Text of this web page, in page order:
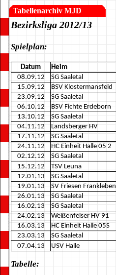
Tabellenarchiv MJD
Bezirksliga 2012/13
Spielplan:
Datum Heim
08.09.12
SG Saaletal
15.09.12
BSV Klostermansfeld
23.09.12
SG Saaletal
06.10.12
BSV Fichte Erdeborn
13.10.12
SG Saaletal
04.11.12
Landsberger HV
17.11.12
SG Saaletal
24.11.12
HC Einheit Halle 05 2
02.12.12
SG Saaletal
15.12.12
TSV Leuna
12.01.13
SG Saaletal
19.01.13
SV Friesen Frankleben
26.01.13
SG Saaletal
16.02.13
SG Saaletal
24.02.13
Weißenfelser HV 91
16.03.13
HC Einheit Halle 05S
23.03.13
SG Saaletal
07.04.13
USV Halle
Tabelle: